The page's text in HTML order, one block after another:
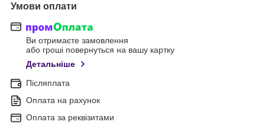
Умови оплати
Ви отримаєте замовлення
або гроші повернуться на вашу картку
Детальніше
Післяплата
Оплата на рахунок
Оплата за реквізитами